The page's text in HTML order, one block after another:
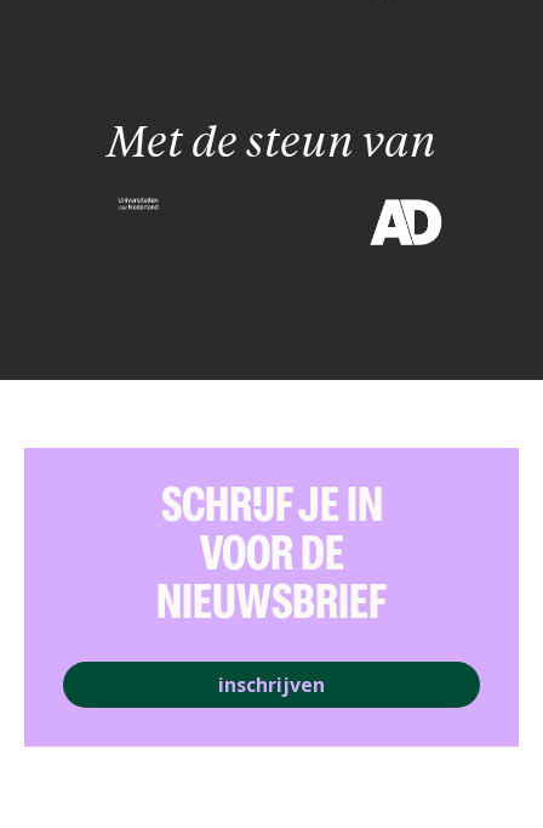
Met de steun van
SCHRIJF JE IN
VOOR DE
NIEUWSBRIEF
inschrijven